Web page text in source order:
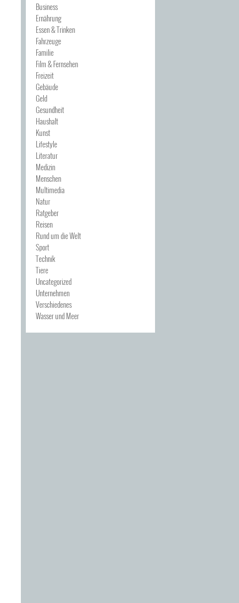
Business
Ernährung
Essen & Trinken
Fahrzeuge
Familie
Film & Fernsehen
Freizeit
Gebäude
Geld
Gesundheit
Haushalt
Kunst
Lifestyle
Literatur
Medizin
Menschen
Multimedia
Natur
Ratgeber
Reisen
Rund um die Welt
Sport
Technik
Tiere
Uncategorized
Unternehmen
Verschiedenes
Wasser und Meer